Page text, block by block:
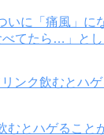
いに「痛風」
てたら…」とし
むとハゲること